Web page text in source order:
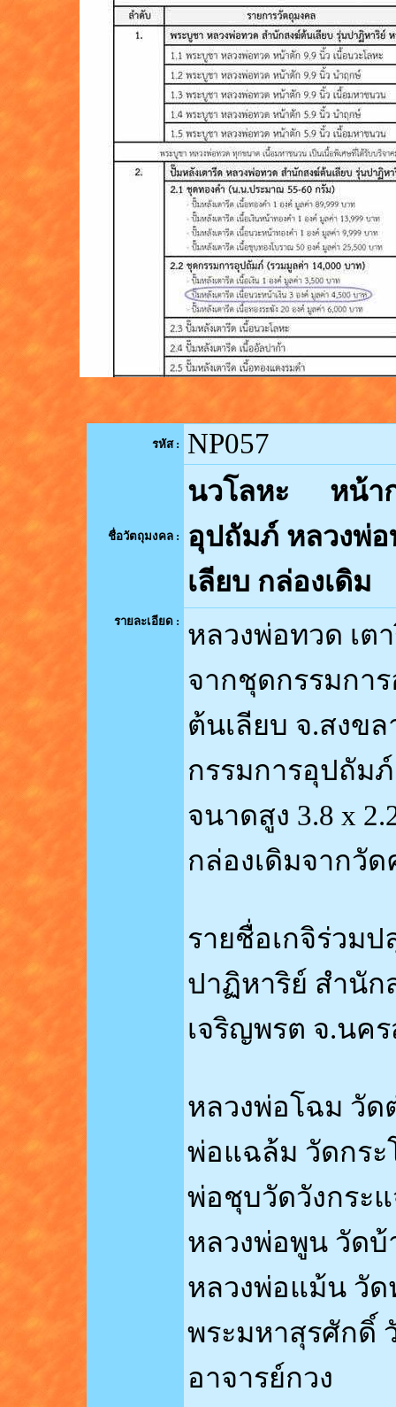
รหัส : NP057
ชื่อวัตถุมงคล :
นวโลหะ หน้า
อุปถัมภ์ หลวงพ่
เลียบ กล่องเดิม
รายละเอียด :
หลวงพ่อทวด เต
จากชุดกรรมกา
ต้นเลียบ จ.สงข
กรรมการอุปถัม
จนาดสูง 3.8 x
กล่องเดิมจากวั
รายชื่อเกจิร่วม
ปาฏิหาริย์ สำนัก
เจริญพรต จ.นค
หลวงพ่อโฉม วัด
พ่อแฉล้ม วัดกระ
พ่อชุบวัดวังกระ
หลวงพ่อพูน วัด
หลวงพ่อแม้น วั
พระมหาสุรศักดิ์
อาจารย์กวง